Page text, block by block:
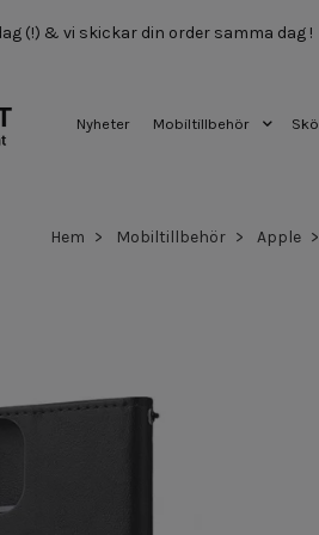
(!) & vi skickar din order samma dag !
Nyheter Mobiltillbehör
Hem Mobiltillbehör Apple